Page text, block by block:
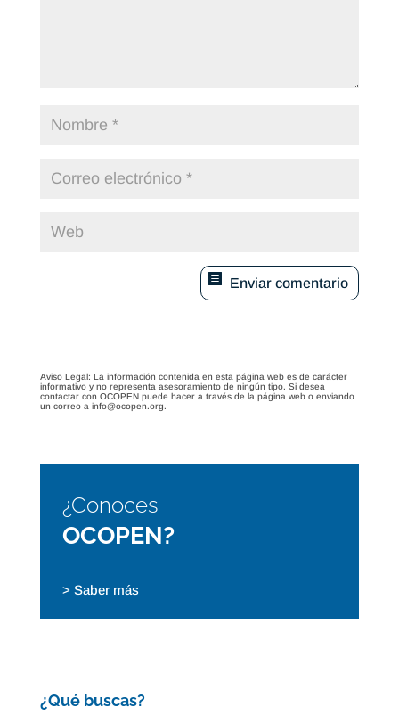
Enviar comentario
Aviso Legal: La información contenida en esta página web es de carácter
informativo y no representa asesoramiento de ningún tipo. Si desea
contactar con OCOPEN puede hacer a través de la página web o enviando
un correo a info@ocopen.org.
¿Conoces
OCOPEN?
> Saber más
¿Qué buscas?